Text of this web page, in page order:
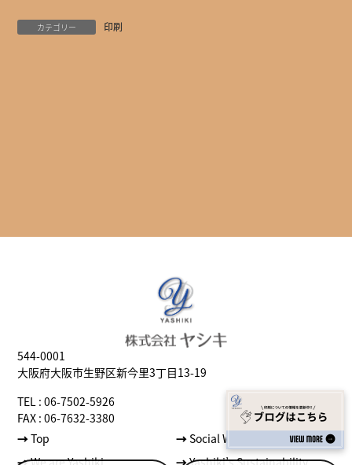
カテゴリー 印刷
544-0001
大阪府大阪市生野区新今里3丁目13-19
TEL : 06-7502-5926
FAX : 06-7632-3380
→Top →Social Well-being
→We are Yashiki →Yashiki’s Sustainability